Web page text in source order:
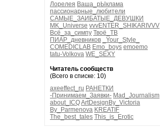
Лорелея Ваша_рЫклама
пассионарные_любители
САМЫЕ_ЗАИБАТЫЕ_ДЕВУШКИ
MK_Universe vvvENTER_SHIKARIVVV
Всё_за_симпу Твоё_ТВ
ПИАР_дневников
_Your_Style_
COMEDICLAB Emo_boys emoemo
tatu-Volkova WE_SEXY
Читатель сообществ
(Всего в списке: 10)
axeeffect_ru РАНЕТКИ
-Принимаем_Заявки- Mad_Journalism
about_ICQArtDesignBy_Victoria
By_Parmenova KREATIF
The_best_tales This_is_Erotic